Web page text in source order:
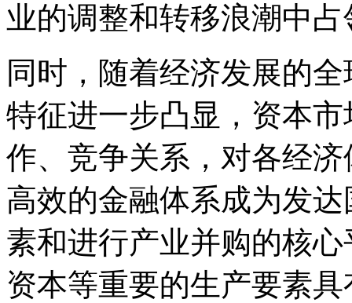
业的调整和转移浪潮中
同时，随着经济发展的
特征进一步凸显，资本
作、竞争关系，对各经
高效的金融体系成为发
素和进行产业并购的核
资本等重要的生产要素